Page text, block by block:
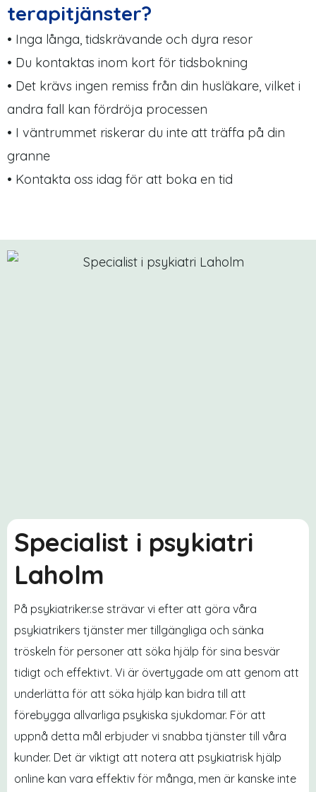
terapitjänster?
• Inga långa, tidskrävande och dyra resor
• Du kontaktas inom kort för tidsbokning
• Det krävs ingen remiss från din husläkare, vilket i
andra fall kan fördröja processen
• I väntrummet riskerar du inte att träffa på din
granne
• Kontakta oss idag för att boka en tid
Specialist i psykiatri
Laholm
På psykiatriker.se strävar vi efter att göra våra
psykiatrikers tjänster mer tillgängliga och sänka
tröskeln för personer att söka hjälp för sina besvär
tidigt och effektivt. Vi är övertygade om att genom att
underlätta för att söka hjälp kan bidra till att
förebygga allvarliga psykiska sjukdomar. För att
uppnå detta mål erbjuder vi snabba tjänster till våra
kunder. Det är viktigt att notera att psykiatrisk hjälp
online kan vara effektiv för många, men är kanske inte